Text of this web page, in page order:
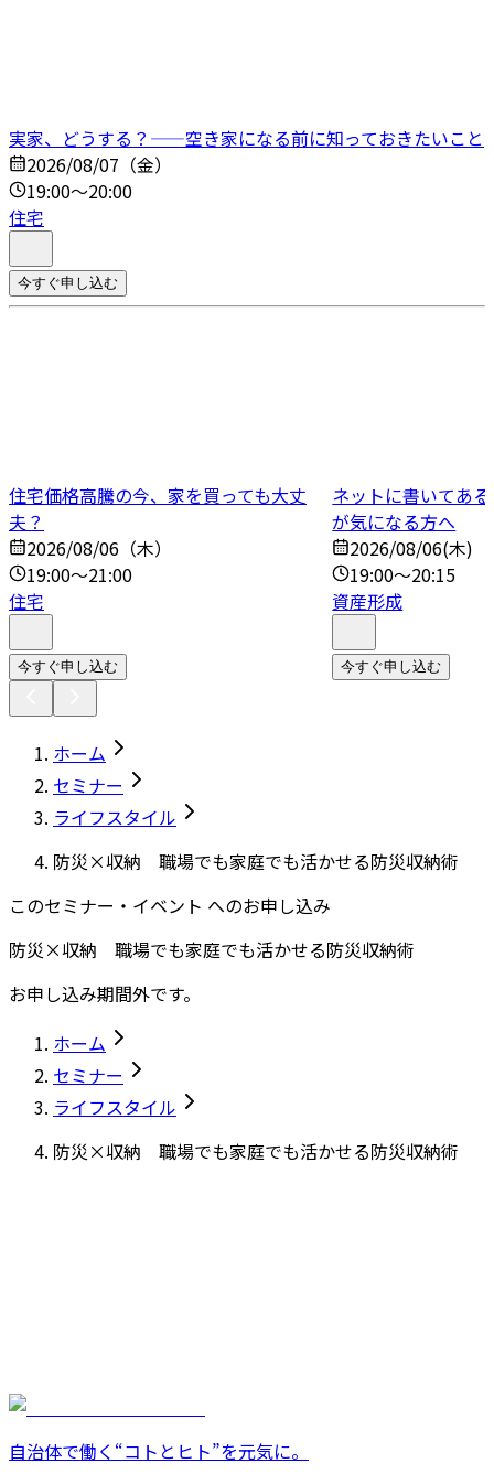
実家、どうする？——空き家になる前に知っておきたいこと
2026/08/07（金）
19:00～20:00
住宅
今すぐ申し込む
住宅価格高騰の今、家を買っても大丈
夫？
2026/08/06（木）
19:00～21:00
住宅
今すぐ申し込む
ネットに書いてあ
が気になる方へ
2026/08/06(木)
19:00～20:15
資産形成
今すぐ申し込む
ホーム
セミナー
ライフスタイル
防災×収納 職場でも家庭でも活かせる防災収納術
このセミナー・イベント へのお申し込み
防災×収納 職場でも家庭でも活かせる防災収納術
お申し込み期間外です。
ホーム
セミナー
ライフスタイル
防災×収納 職場でも家庭でも活かせる防災収納術
自治体で働く“コトとヒト”を元気に。